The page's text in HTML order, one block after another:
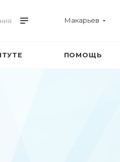
Макарьев
ПОМОЩЬ